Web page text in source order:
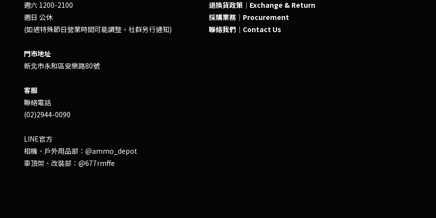
週六 1200-2100
週日 公休
(如遇特殊節日營業時間可能調整，社群另行通知)
門市地址
新北市永和區安樂路80號
客服
聯絡電話
(02)2944-0090
LINE官方
相機、戶外用品部：@ammo_depot
車頂架、改裝部：@677rmffe
退換貨政策｜Exchange & Return
採購業務｜Procurement
聯絡我們｜Contact Us